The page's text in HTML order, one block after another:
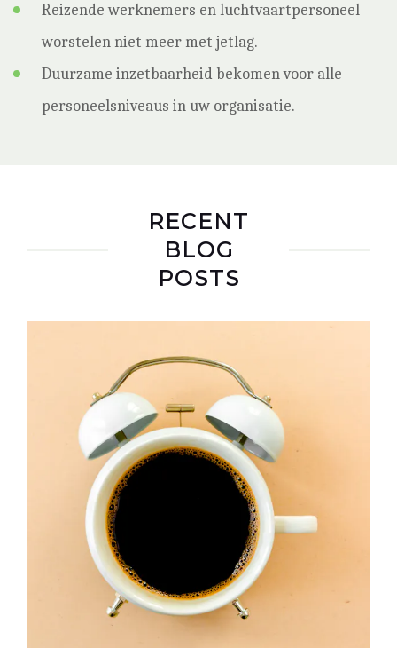
Reizende werknemers en luchtvaartpersoneel
worstelen niet meer met jetlag.
Duurzame inzetbaarheid bekomen voor alle
personeelsniveaus in uw organisatie.
RECENT
BLOG
POSTS